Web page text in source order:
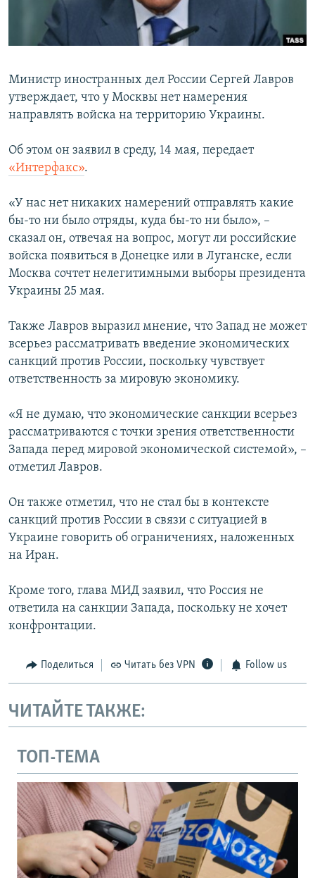
ПОБЕДИТЕЛЕЙ НЕ СУДЯТ?
КРЫМ.НЕПОКОРЕННЫЙ
УКРАИНСКАЯ ПРОБЛЕМА КРЫМА
ПРИСОЕДИНЯЙТЕСЬ!
Все сайты RFE/RL
Министр иностранных дел России Сергей Лавров
утверждает, что у Москвы нет намерения
направлять войска на территорию Украины.
Об этом он заявил в среду, 14 мая, передает
«Интерфакс».
«У нас нет никаких намерений отправлять какие
бы-то ни было отряды, куда бы-то ни было», –
сказал он, отвечая на вопрос, могут ли российские
войска появиться в Донецке или в Луганске, если
Москва сочтет нелегитимными выборы президента
Украины 25 мая.
Также Лавров выразил мнение, что Запад не может
всерьез рассматривать введение экономических
санкций против России, поскольку чувствует
ответственность за мировую экономику.
«Я не думаю, что экономические санкции всерьез
рассматриваются с точки зрения ответственности
Запада перед мировой экономической системой», –
отметил Лавров.
Он также отметил, что не стал бы в контексте
санкций против России в связи с ситуацией в
Украине говорить об ограничениях, наложенных
на Иран.
Кроме того, глава МИД заявил, что Россия не
ответила на санкции Запада, поскольку не хочет
конфронтации.
Поделиться Читать без VPN Follow us
ЧИТАЙТЕ ТАКЖЕ:
ТОП-ТЕМА